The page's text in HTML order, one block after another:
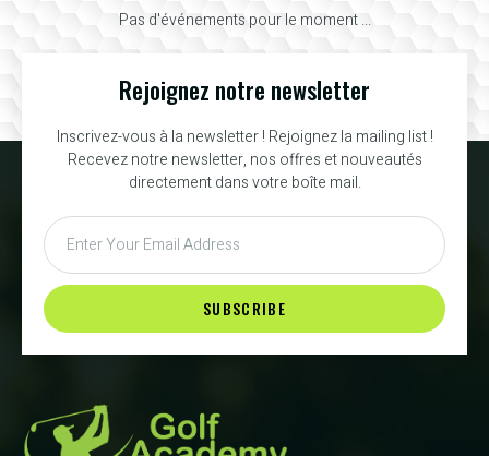
Pas d'événements pour le moment ...
Rejoignez notre newsletter
Inscrivez-vous à la newsletter ! Rejoignez la mailing list !
Recevez notre newsletter, nos offres et nouveautés
directement dans votre boîte mail.
SUBSCRIBE